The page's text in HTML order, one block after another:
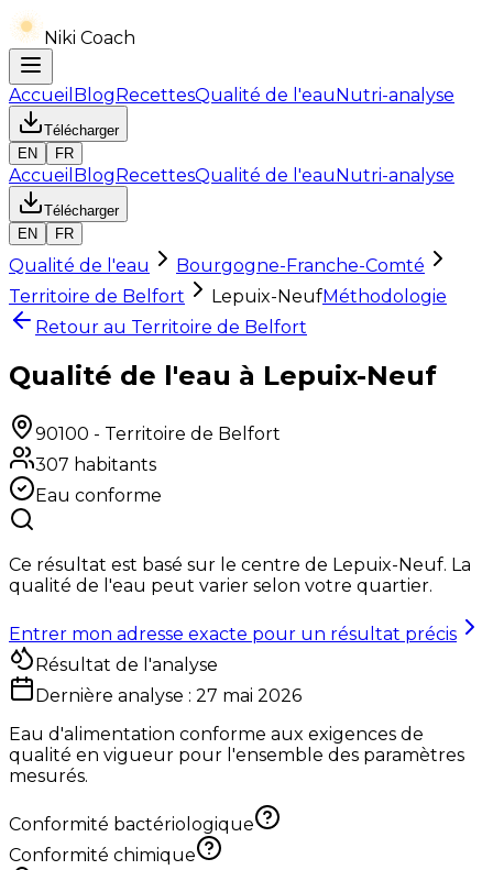
Niki Coach
Accueil BlogRecettesQualité de l'eauNutri-analyse
Télécharger
EN
FR
Accueil BlogRecettesQualité de l'eauNutri-analyse
Télécharger
EN
FR
Qualité de l'eau
Bourgogne-Franche-Comté
Territoire de Belfort
Lepuix-NeufMéthodologie
Retour au Territoire de Belfort
Qualité de l'eau à Lepuix-Neuf
90100 - Territoire de Belfort
307 habitants
Eau conforme
Ce résultat est basé sur le centre de Lepuix-Neuf. La
qualité de l'eau peut varier selon votre quartier.
Entrer mon adresse exacte pour un résultat précis
Résultat de l'analyse
Dernière analyse : 27 mai 2026
Eau d'alimentation conforme aux exigences de
qualité en vigueur pour l'ensemble des paramètres
mesurés.
Conformité bactériologique
Conformité chimique